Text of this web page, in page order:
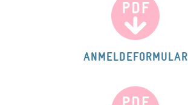
ANMELDEFORMULAR